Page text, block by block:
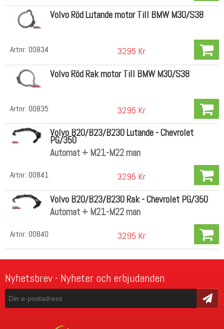
Artnr: 00834
Volvo Röd Lutande motor Till BMW M30/S38
3295 Kr
Artnr: 00835
Volvo Röd Rak motor Till BMW M30/S38
3295 Kr
Artnr: 00841
Volvo B20/B23/B230 Lutande - Chevrolet
PG/350
Automat + M21-M22 man
3295 Kr
Artnr: 00840
Volvo B20/B23/B230 Rak - Chevrolet PG/350
Automat + M21-M22 man
3295 Kr
Nyhetsbrev - Nyheter och erbjudanden
Skicka